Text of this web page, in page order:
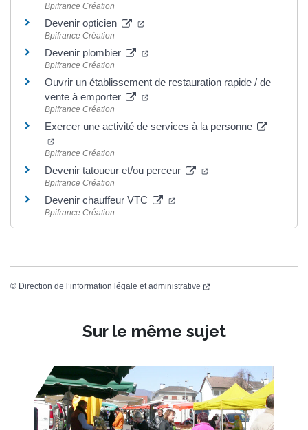
Bpifrance Création
Devenir opticien
Bpifrance Création
Devenir plombier
Bpifrance Création
Ouvrir un établissement de restauration rapide / de
vente à emporter
Bpifrance Création
Exercer une activité de services à la personne
Bpifrance Création
Devenir tatoueur et/ou perceur
Bpifrance Création
Devenir chauffeur VTC
Bpifrance Création
© Direction de l’information légale et administrative
Sur le même sujet